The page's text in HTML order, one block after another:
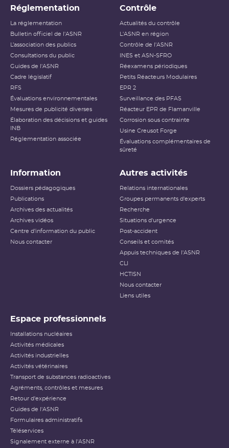
Réglementation
La réglementation
Bulletin officiel de l'ASNR
L’association des publics
Consultations du public
Guides de l'ASNR
Cadre législatif
RFS
Évaluations environnementales
Mesures de publicité diverses
Élaboration des décisions et guides
INB
Réglementation associée
Contrôle
Actualités du contrôle
L'ASNR en région
Contrôle de l'ASNR
INES et ASN-SFRO
Réexamens périodiques
Petits Réacteurs Modulaires
EPR 2
Surveillance des PFAS
Réacteur EPR de Flamanville
Corrosion sous contrainte
Usine Creusot Forge
Évaluations complémentaires de
sûreté
Information
Dossiers pédagogiques
Publications
Archives des actualités
Archives vidéos
Centre d'information du public
Nous contacter
Autres activités
Relations internationales
Groupes permanents d'experts
Recherche
Situations d'urgence
Post-accident
Conseils et comités
Appuis techniques de l'ASNR
CLI
HCTISN
Nous contacter
Liens utiles
Espace professionnels
Installations nucléaires
Activités médicales
Activités industrielles
Activités vétérinaires
Transport de substances radioactives
Agréments, contrôles et mesures
Retour d'expérience
Guides de l'ASNR
Formulaires administratifs
Téléservices
Signalement externe à l'ASNR